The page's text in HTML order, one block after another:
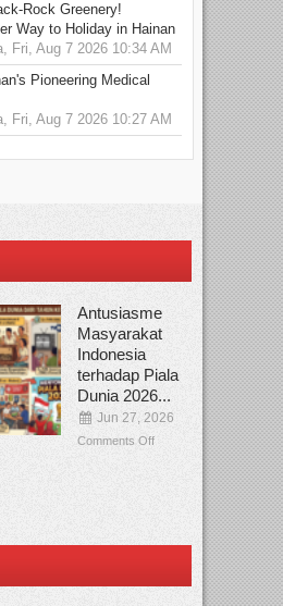
Greenery!
Way to Holiday in Hainan
Fri, Aug 7 2026 10:34 AM
Pioneering Medical
Fri, Aug 7 2026 10:27 AM
Antusiasme
Masyarakat
Indonesia
terhadap Piala
Dunia 2026...
Jun 27, 2026
Comments Off